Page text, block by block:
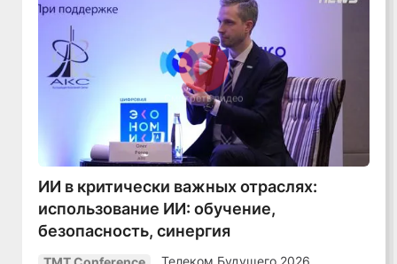
Смотреть видео
ИИ в критически важных отраслях:
использование ИИ: обучение,
безопасность, синергия